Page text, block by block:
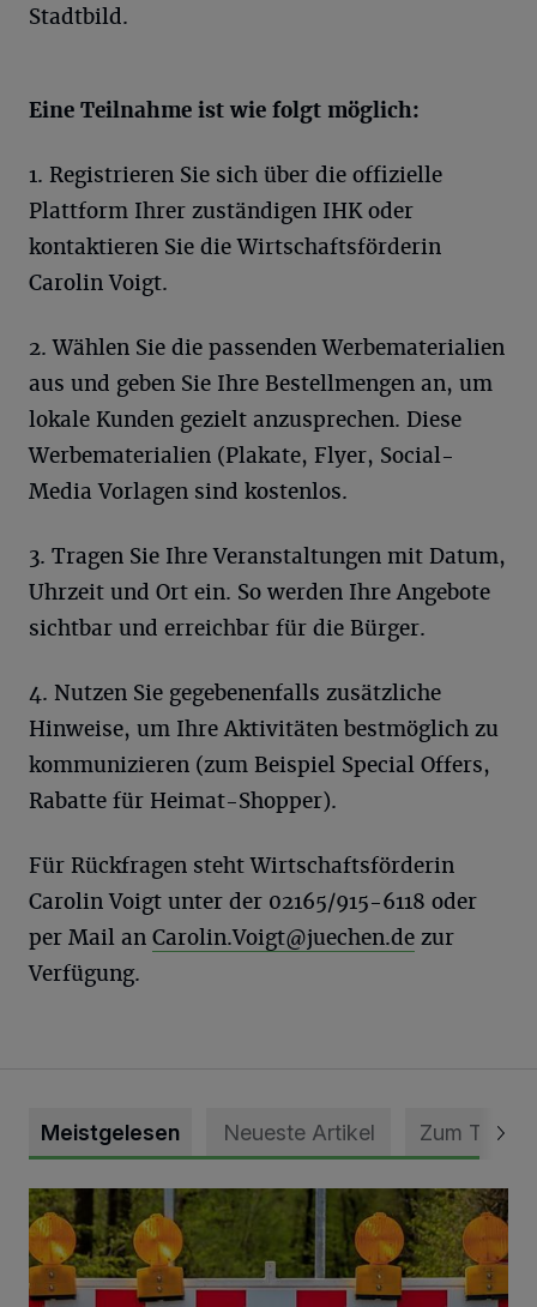
Stadtbild.
Eine Teilnahme ist wie folgt möglich:
1. Registrieren Sie sich über die offizielle
Plattform Ihrer zuständigen IHK oder
kontaktieren Sie die Wirtschaftsförderin
Carolin Voigt.
2. Wählen Sie die passenden Werbematerialien
aus und geben Sie Ihre Bestellmengen an, um
lokale Kunden gezielt anzusprechen. Diese
Werbematerialien (Plakate, Flyer, Social-
Media Vorlagen sind kostenlos.
3. Tragen Sie Ihre Veranstaltungen mit Datum,
Uhrzeit und Ort ein. So werden Ihre Angebote
sichtbar und erreichbar für die Bürger.
4. Nutzen Sie gegebenenfalls zusätzliche
Hinweise, um Ihre Aktivitäten bestmöglich zu
kommunizieren (zum Beispiel Special Offers,
Rabatte für Heimat-Shopper).
Für Rückfragen steht Wirtschaftsförderin
Carolin Voigt unter der 02165/915-6118 oder
per Mail an Carolin.Voigt@juechen.de zur
Verfügung.
Meistgelesen Neueste Artikel Zum Thema
Vollsperrung der Talstraße in Grevenbroich-Kapellen